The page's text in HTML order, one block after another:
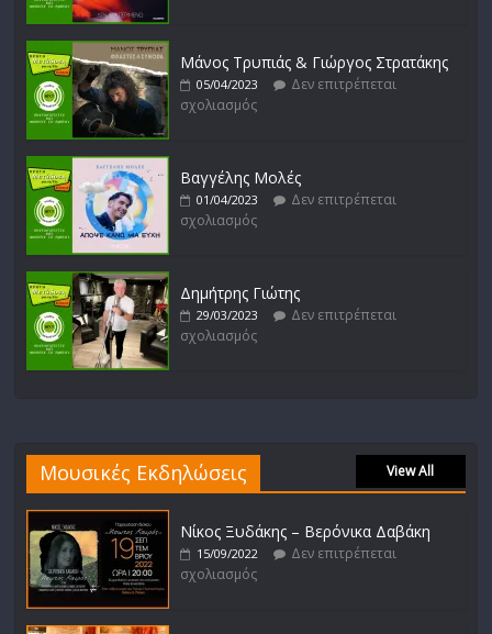
Μάνος Τρυπιάς & Γιώργος Στρατάκης
05/04/2023
Δεν επιτρέπεται
σχολιασμός
Βαγγέλης Μολές
01/04/2023
Δεν επιτρέπεται
σχολιασμός
Δημήτρης Γιώτης
29/03/2023
Δεν επιτρέπεται
σχολιασμός
Μουσικές Εκδηλώσεις View All
Νίκος Ξυδάκης – Βερόνικα Δαβάκη
15/09/2022
Δεν επιτρέπεται
σχολιασμός